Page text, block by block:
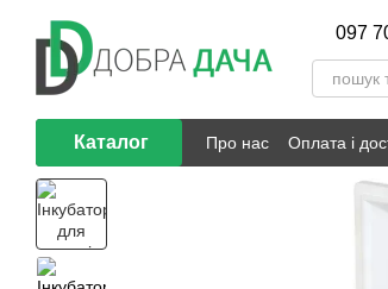
Перейти до основного контенту
097
Каталог Про нас Оплата і